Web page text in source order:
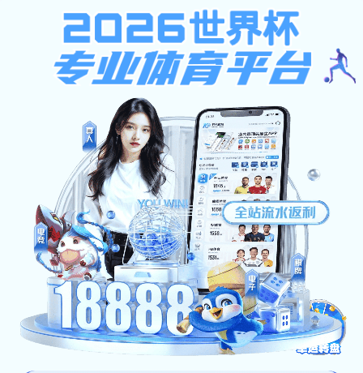
沙巴买球
提示：访问地址无效，Article/c06ae50c-e472-4b4b-8b6f-
906ae0c9c8c7找不到对应的栏目！
首页 关闭此页
沙巴体育app-人民电器集团上海公司